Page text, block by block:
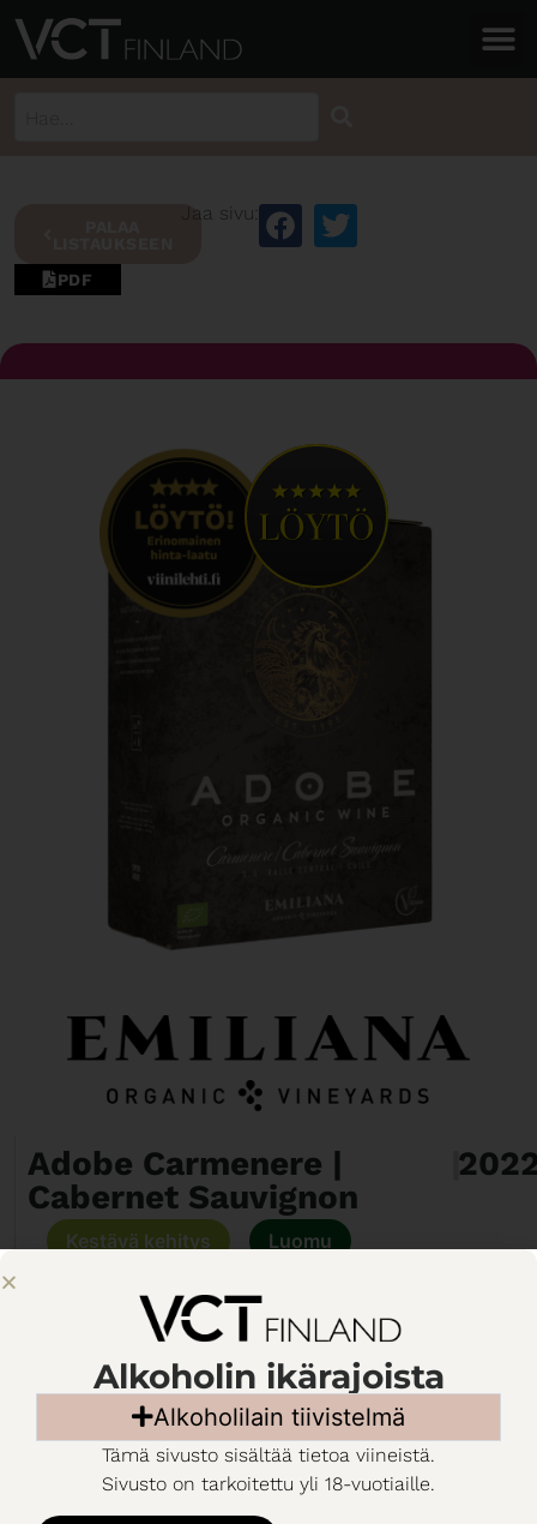
Jaa sivu:
PDF
Adobe Carmenere |
Cabernet Sauvignon
|
Kestävä kehitys Luomu
Vegaaninen
MEHEVÄ JA HILLOINEN
/300 cl/Alko
-tähden LÖYTÖ! Luomuviini Adobe
Alkoholin ikärajoista
Alkoholilain tiivistelmä
Tämä sivusto sisältää tietoa viineistä.
Sivusto on tarkoitettu yli 18-vuotiaille.